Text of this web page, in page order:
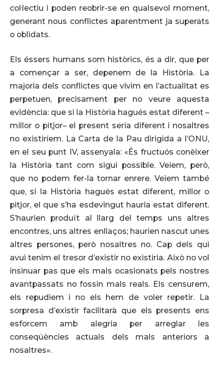
col·lectiu i poden reobrir-se en qualsevol moment,
generant nous conflictes aparentment ja superats
o oblidats.
Els éssers humans som històrics, és a dir, que per
a començar a ser, depenem de la Història. La
majoria dels conflictes que vivim en l’actualitat es
perpetuen, precisament per no veure aquesta
evidència: que si la Història hagués estat diferent –
millor o pitjor– el present seria diferent i nosaltres
no existiríem. La Carta de la Pau dirigida a l’ONU,
en el seu punt IV, assenyala: «És fructuós conèixer
la Història tant com sigui possible. Veiem, però,
que no podem fer-la tornar enrere. Veiem també
que, si la Història hagués estat diferent, millor o
pitjor, el que s’ha esdevingut hauria estat diferent.
S’haurien produït al llarg del temps uns altres
encontres, uns altres enllaços; haurien nascut unes
altres persones, però nosaltres no. Cap dels qui
avui tenim el tresor d’existir no existiria. Això no vol
insinuar pas que els mals ocasionats pels nostres
avantpassats no fossin mals reals. Els censurem,
els repudiem i no els hem de voler repetir. La
sorpresa d’existir facilitarà que els presents ens
esforcem amb alegria per arreglar les
conseqüències actuals dels mals anteriors a
nosaltres».